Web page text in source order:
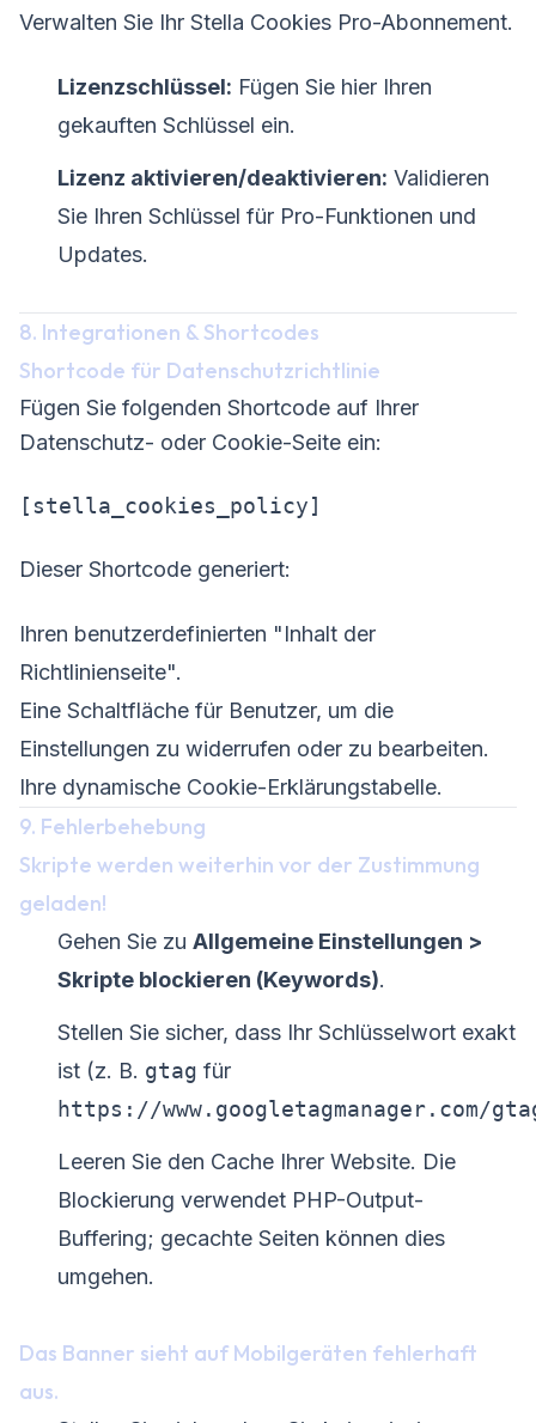
Verwalten Sie Ihr Stella Cookies Pro-Abonnement.
Lizenzschlüssel: Fügen Sie hier Ihren
gekauften Schlüssel ein.
Lizenz aktivieren/deaktivieren: Validieren
Sie Ihren Schlüssel für Pro-Funktionen und
Updates.
8. Integrationen & Shortcodes
Shortcode für Datenschutzrichtlinie
Fügen Sie folgenden Shortcode auf Ihrer
Datenschutz- oder Cookie-Seite ein:
[stella_cookies_policy]
Dieser Shortcode generiert:
Ihren benutzerdefinierten "Inhalt der
Richtlinienseite".
Eine Schaltfläche für Benutzer, um die
Einstellungen zu widerrufen oder zu bearbeiten.
Ihre dynamische Cookie-Erklärungstabelle.
9. Fehlerbehebung
Skripte werden weiterhin vor der Zustimmung
geladen!
Gehen Sie zu Allgemeine Einstellungen >
Skripte blockieren (Keywords).
Stellen Sie sicher, dass Ihr Schlüsselwort exakt
ist (z. B. gtag für
https://www.googletagmanager.com/
Leeren Sie den Cache Ihrer Website. Die
Blockierung verwendet PHP-Output-
Buffering; gecachte Seiten können dies
umgehen.
Das Banner sieht auf Mobilgeräten fehlerhaft
aus.